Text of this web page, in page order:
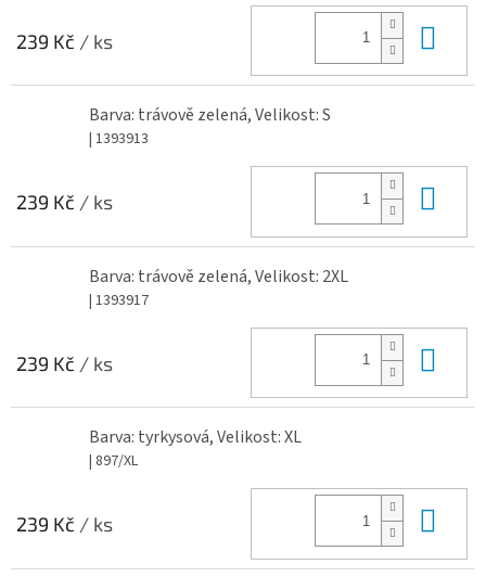
239 Kč / ks
Barva: trávově zelená, Velikost: S
| 1393913
239 Kč / ks
Barva: trávově zelená, Velikost: 2XL
| 1393917
239 Kč / ks
Barva: tyrkysová, Velikost: XL
| 897/XL
239 Kč / ks